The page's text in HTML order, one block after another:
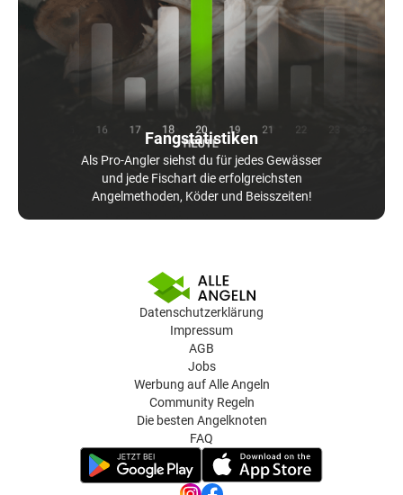
Fangstatistiken
Als Pro-Angler siehst du für jedes Gewässer
und jede Fischart die erfolgreichsten
Angelmethoden, Köder und Beisszeiten!
Datenschutzerklärung
Impressum
AGB
Jobs
Werbung auf Alle Angeln
Community Regeln
Die besten Angelknoten
FAQ